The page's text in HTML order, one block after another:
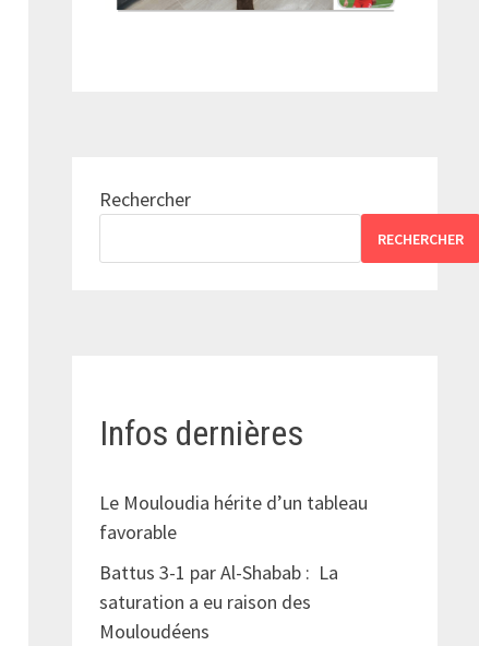
Rechercher
RECHERCHER
Infos dernières
Le Mouloudia hérite d’un tableau
favorable
Battus 3-1 par Al-Shabab : La
saturation a eu raison des
Mouloudéens